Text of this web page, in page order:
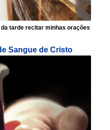
tarde recitar minhas orações
Sangue de Cristo